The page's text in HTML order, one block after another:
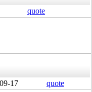
quote
17 quote